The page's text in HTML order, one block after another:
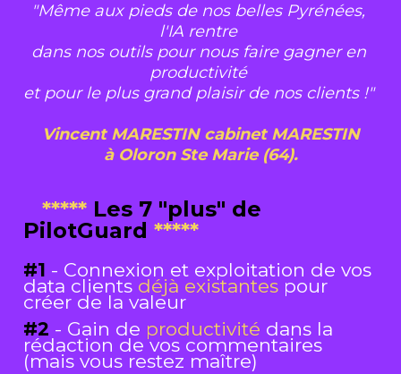
"Même aux pieds de nos belles Pyrénées,
l'IA rentre
dans nos outils pour nous faire gagner en
productivité
et pour le plus grand plaisir de nos clients !"
Vincent MARESTIN cabinet MARESTIN
à Oloron Ste Marie (64).
***** Les 7 "plus" de
PilotGuard *****
#1 - Connexion et exploitation de vos
data clients déjà existantes pour
créer de la valeur
#2 - Gain de productivité dans la
rédaction de vos commentaires
(mais vous restez maître)